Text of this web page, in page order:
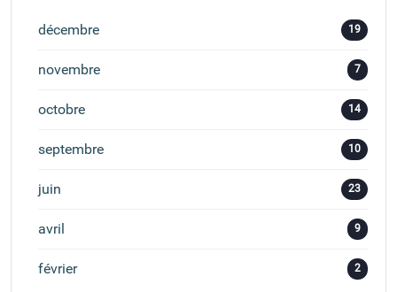
décembre 19
novembre 7
octobre 14
septembre 10
juin 23
avril 9
février 2